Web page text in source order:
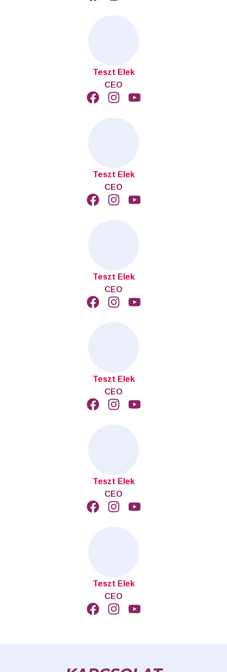
Teszt Elek
CEO
Teszt Elek
CEO
Teszt Elek
CEO
Teszt Elek
CEO
Teszt Elek
CEO
Teszt Elek
CEO